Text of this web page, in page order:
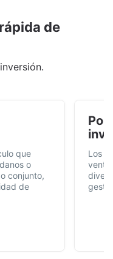
de
que
o
conjunto,
de
Por
Los